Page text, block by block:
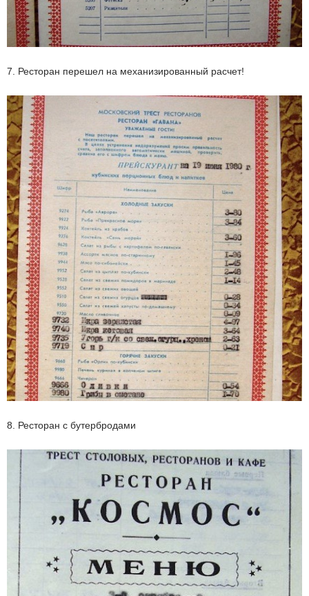
7. Ресторан перешел на механизированный расчет!
8. Ресторан с бутербродами